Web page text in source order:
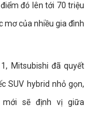
đó lên tới 70 triệu
mơ của nhiều gia đình
Mitsubishi đã quyết
SUV hybrid nhỏ gọn,
mới sẽ định vị giữa